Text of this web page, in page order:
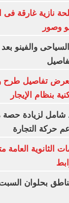
نازية غارقة فى
وصور
والفينو
تفاصيل طرح
بنظام الإيجار
شامل لزيادة
حركة التجارة
الثانوية العامة
المياه عن 8 مناطق بحلوان